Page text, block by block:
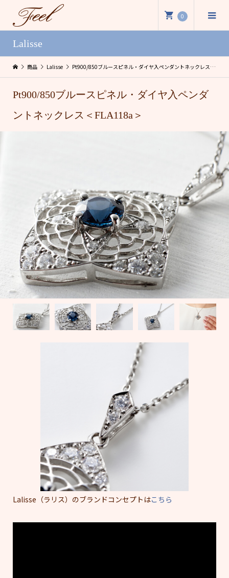
0
Lalisse
商品 Lalisse Pt900/850ブルースピネル・ダイヤ入ペンダントネックレス＜FLA118a＞
Pt900/850ブルースピネル・ダイヤ入ペンダ
ントネックレス＜FLA118a＞
Lalisse（ラリス）のブランドコンセプトはこちら